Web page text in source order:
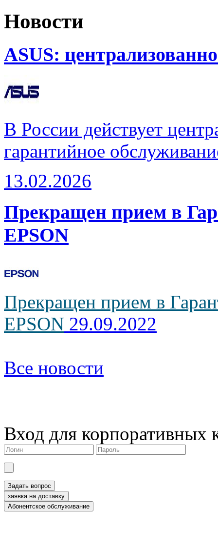
Новости
ASUS:
В России действует
гарантийное
13.02.2026
Прекращен прием в
EPSON
Прекращен прием в
EPSON 29.09.2022
Все новости
Вход для корпоративных